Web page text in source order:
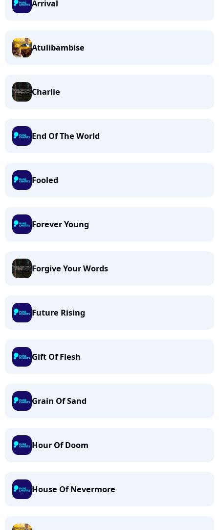
Arrival
Atulibambise
Charlie
End Of The World
Fooled
Forever Young
Forgive Your Words
Future Rising
Gift Of Flesh
Grain Of Sand
Hour Of Doom
House Of Nevermore